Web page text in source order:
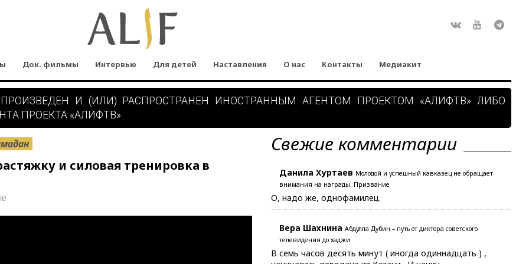
Док. фильмы Интервью Для детей Наставления О нас Контакты Медиакит
И (ИЛИ) РАСПРОСТРАНЕН ИНОСТРАННЫМ АГЕНТОМ ПРОЕКТОМ «АЛИФТВ» ЛИБО
ПРОЕКТА «АЛИФТВ»
и силовая тренировка в
Свежие комментарии
Данила Хуртаев Молодой и успешный кавказец не обращает
внимания на награды. Призвание
О, надо же, однофамилец.
Вера Шахнина Абдулла Дубин – путь от диктора советского
телевидения до хаджи
В семь часов десять минут ( иногда одиннадцать ) ,